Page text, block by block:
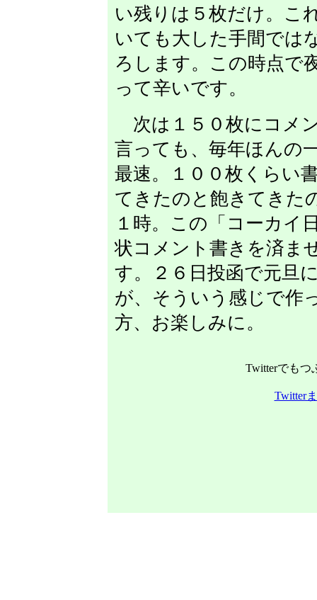
い残りは５枚だけ。こ
いても大した手間では
ろします。この時点で
って辛いです。
次は１５０枚にコメ
言っても、毎年ほんの
最速。１００枚くらい
てきたのと飽きてきた
１時。この「コーカイ
状コメント書きを済ま
す。２６日投函で元旦
が、そういう感じで作
方、お楽しみに。
Twitterでもつ
Twitter